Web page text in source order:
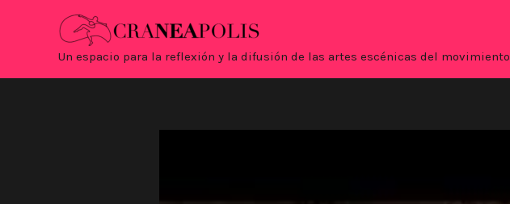
Un espacio para la reflexión y la difusión de las artes escénicas del movimiento